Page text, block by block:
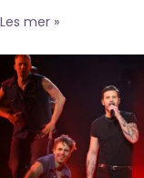
Les mer »